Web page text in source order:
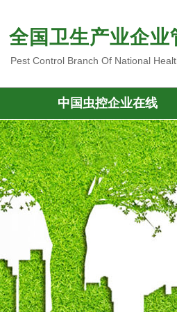
全国卫生产业企
Pest Control Branch Of National
中国虫控企业在线